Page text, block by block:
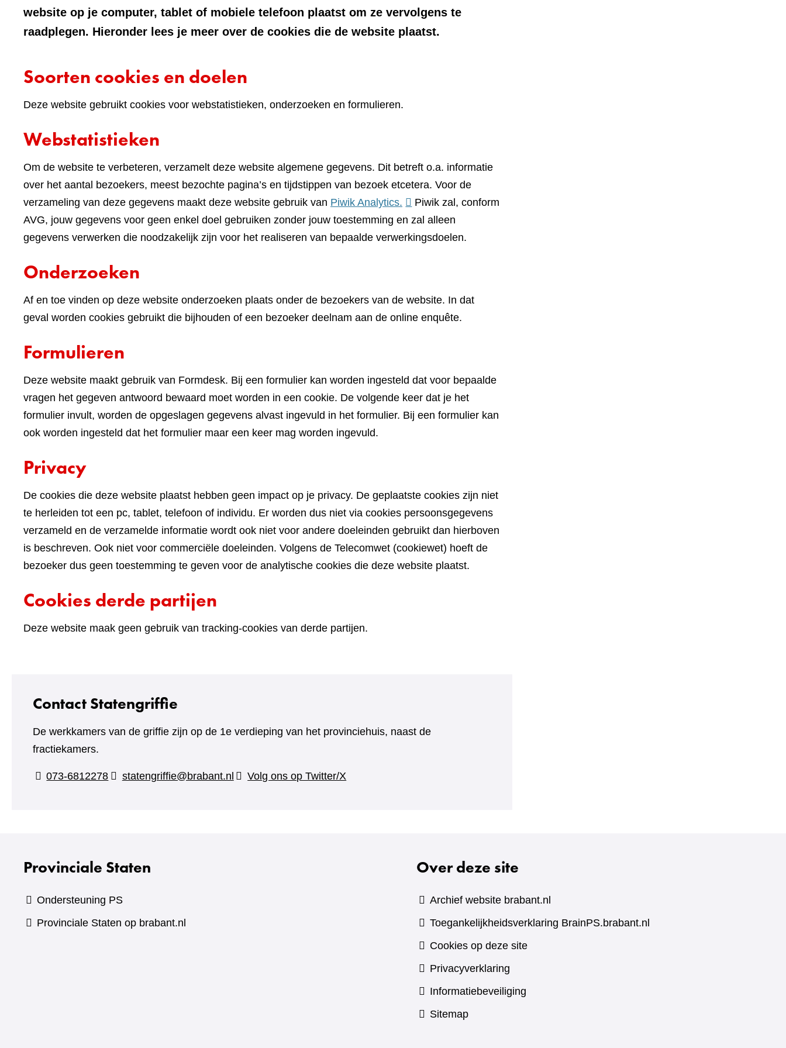
website op je computer, tablet of mobiele telefoon plaatst om ze vervolgens te
raadplegen. Hieronder lees je meer over de cookies die de website plaatst.
Soorten cookies en doelen
Deze website gebruikt cookies voor webstatistieken, onderzoeken en formulieren.
Webstatistieken
Om de website te verbeteren, verzamelt deze website algemene gegevens. Dit betreft o.a. informatie
over het aantal bezoekers, meest bezochte pagina’s en tijdstippen van bezoek etcetera. Voor de
verzameling van deze gegevens maakt deze website gebruik van Piwik Analytics. (verwijst
naar
een
Piwik zal, conform
AVG, jouw gegevens voor geen enkel doel gebruiken zonder jouw toestemming en zal alleen
gegevens verwerken die noodzakelijk zijn voor het realiseren van bepaalde verwerkingsdoelen.
Onderzoeken
Af en toe vinden op deze website onderzoeken plaats onder de bezoekers van de website. In dat
geval worden cookies gebruikt die bijhouden of een bezoeker deelnam aan de online enquête.
Formulieren
Deze website maakt gebruik van Formdesk. Bij een formulier kan worden ingesteld dat voor bepaalde
vragen het gegeven antwoord bewaard moet worden in een cookie. De volgende keer dat je het
formulier invult, worden de opgeslagen gegevens alvast ingevuld in het formulier. Bij een formulier kan
ook worden ingesteld dat het formulier maar een keer mag worden ingevuld.
Privacy
De cookies die deze website plaatst hebben geen impact op je privacy. De geplaatste cookies zijn niet
te herleiden tot een pc, tablet, telefoon of individu. Er worden dus niet via cookies persoonsgegevens
verzameld en de verzamelde informatie wordt ook niet voor andere doeleinden gebruikt dan hierboven
is beschreven. Ook niet voor commerciële doeleinden. Volgens de Telecomwet (cookiewet) hoeft de
bezoeker dus geen toestemming te geven voor de analytische cookies die deze website plaatst.
Cookies derde partijen
Deze website maak geen gebruik van tracking-cookies van derde partijen.
Contact Statengriffie
De werkkamers van de griffie zijn op de 1e verdieping van het provinciehuis, naast de
fractiekamers.
073-6812278 statengriffie@brabant.nl Volg ons op Twitter/X
Provinciale Staten
Ondersteuning PS
Provinciale Staten op brabant.nl
Over deze site
Archief website brabant.nl
Toegankelijkheidsverklaring BrainPS.brabant.nl
Cookies op deze site
Privacyverklaring
Informatiebeveiliging
Sitemap